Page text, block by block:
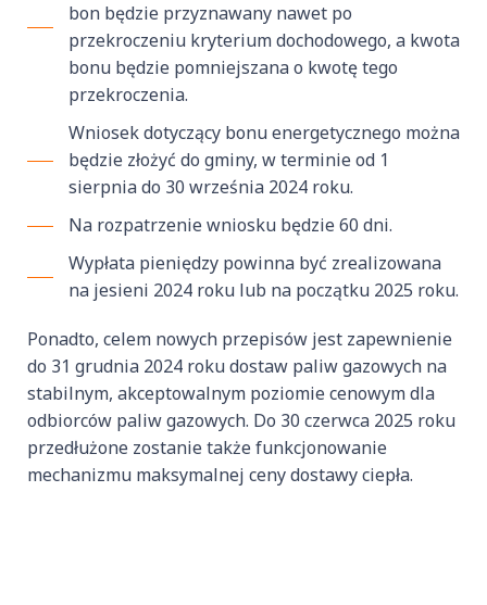
bon będzie przyznawany nawet po
przekroczeniu kryterium dochodowego, a kwota
bonu będzie pomniejszana o kwotę tego
przekroczenia.
Wniosek dotyczący bonu energetycznego można
będzie złożyć do gminy, w terminie od 1
sierpnia do 30 września 2024 roku.
Na rozpatrzenie wniosku będzie 60 dni.
Wypłata pieniędzy powinna być zrealizowana
na jesieni 2024 roku lub na początku 2025 roku.
Ponadto, celem nowych przepisów jest zapewnienie
do 31 grudnia 2024 roku dostaw paliw gazowych na
stabilnym, akceptowalnym poziomie cenowym dla
odbiorców paliw gazowych. Do 30 czerwca 2025 roku
przedłużone zostanie także funkcjonowanie
mechanizmu maksymalnej ceny dostawy ciepła.